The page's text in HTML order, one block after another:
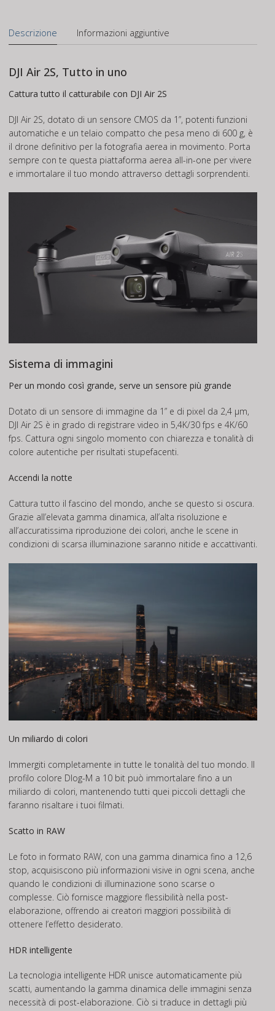
Descrizione Informazioni aggiuntive
DJI Air 2S, Tutto in uno
Cattura tutto il catturabile con DJI Air 2S
DJI Air 2S, dotato di un sensore CMOS da 1”, potenti funzioni
automatiche e un telaio compatto che pesa meno di 600 g, è
il drone definitivo per la fotografia aerea in movimento. Porta
sempre con te questa piattaforma aerea all-in-one per vivere
e immortalare il tuo mondo attraverso dettagli sorprendenti.
Sistema di immagini
Per un mondo così grande, serve un sensore più grande
Dotato di un sensore di immagine da 1” e di pixel da 2,4 μm,
DJI Air 2S è in grado di registrare video in 5,4K/30 fps e 4K/60
fps. Cattura ogni singolo momento con chiarezza e tonalità di
colore autentiche per risultati stupefacenti.
Accendi la notte
Cattura tutto il fascino del mondo, anche se questo si oscura.
Grazie all’elevata gamma dinamica, all’alta risoluzione e
all’accuratissima riproduzione dei colori, anche le scene in
condizioni di scarsa illuminazione saranno nitide e accattivanti.
Un miliardo di colori
Immergiti completamente in tutte le tonalità del tuo mondo. Il
profilo colore Dlog-M a 10 bit può immortalare fino a un
miliardo di colori, mantenendo tutti quei piccoli dettagli che
faranno risaltare i tuoi filmati.
Scatto in RAW
Le foto in formato RAW, con una gamma dinamica fino a 12,6
stop, acquisiscono più informazioni visive in ogni scena, anche
quando le condizioni di illuminazione sono scarse o
complesse. Ciò fornisce maggiore flessibilità nella post-
elaborazione, offrendo ai creatori maggiori possibilità di
ottenere l’effetto desiderato.
HDR intelligente
La tecnologia intelligente HDR unisce automaticamente più
scatti, aumentando la gamma dinamica delle immagini senza
necessità di post-elaborazione. Ciò si traduce in dettagli più